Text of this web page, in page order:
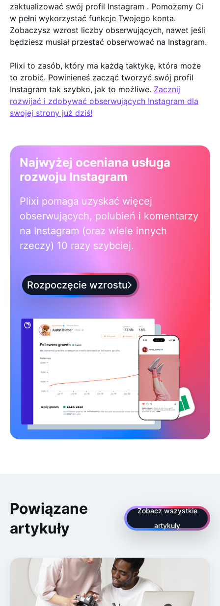
zaktualizować swój profil Instagram . Pomożemy Ci
w pełni wykorzystać funkcje Twojego konta.
Zobaczysz wzrost liczby obserwujących, nawet jeśli
będziesz musiał przestać obserwować na Instagram.
Plixi to zasób, który ma każdą taktykę, która może
to zrobić. Powinieneś zacząć tworzyć swój profil
Instagram tak szybko, jak to możliwe. Zacznij
rozwijać i zdobywać obserwujących Instagram dla
swojej strony już dziś!
Najwyżej oceniana usługa
rozwoju Instagram
Plixi pomaga uzyskać więcej
obserwujących, polubień i komentarzy
na Instagram (oraz wiele innych
rzeczy) 10 razy szybciej.
Rozpoczęcie wzrostu
Powiązane
artykuły
Zobacz wszystkie
artykuły